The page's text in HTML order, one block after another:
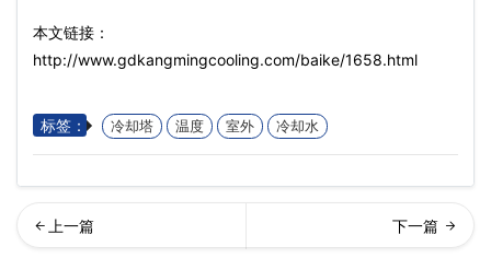
本文链接：
http://www.gdkangmingcooling.com/baike/1658.html
标签： 冷却塔 温度 室外 冷却水